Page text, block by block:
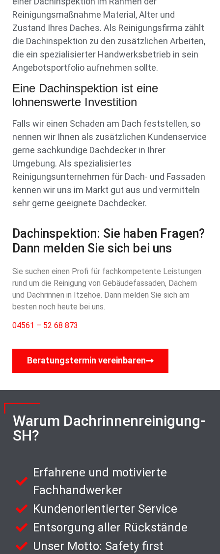
Reinigungsmaßnahme Material, Alter und
Zustand Ihres Daches. Als Reinigungsfirma zählt
die Dachinspektion zu den zusätzlichen Arbeiten,
die ein spezialisierter Handwerksbetrieb in sein
Angebotsportfolio aufnehmen sollte.
Eine Dachinspektion ist eine
lohnenswerte Investition
Falls wir einen Schaden am Dach feststellen, so
nennen wir Ihnen als zusätzlichen Kundenservice
gerne sachkundige Dachdecker in Ihrer
Umgebung. Als spezialisiertes
Reinigungsunternehmen für Dach- und Fassaden
kennen wir uns im Markt gut aus und vermitteln
sehr gerne geeignete Dachdecker.
Dachinspektion: Sie haben Fragen?
Dann melden Sie sich bei uns
Sie suchen einen Profi für fachkompetente Leistungen
rund um die Reinigung von Gebäudefassaden, Dächern
und Dachrinnen in Itzehoe. Dann melden Sie sich am
besten noch heute bei uns.
04561 – 52 68 873
Beratungstermin vereinbaren
Warum Dachrinnenreinigung-
SH?
Erfahrene und motivierte
Fachhandwerker
Kundenorientierter Service
Entsorgung aller Rückstände
Unser Motto: Safety first